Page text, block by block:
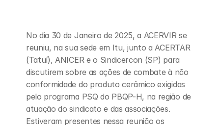
No dia 30 de Janeiro de 2025, a ACERVIR se
reuniu, na sua sede em Itu, junto a ACERTAR
(Tatuí), ANICER e o Sindicercon (SP) para
discutirem sobre as ações de combate à não
conformidade do produto cerâmico exigidas
pelo programa PSQ do PBQP-H, na região de
atuação do sindicato e das associações.
Estiveram presentes nessa reunião os